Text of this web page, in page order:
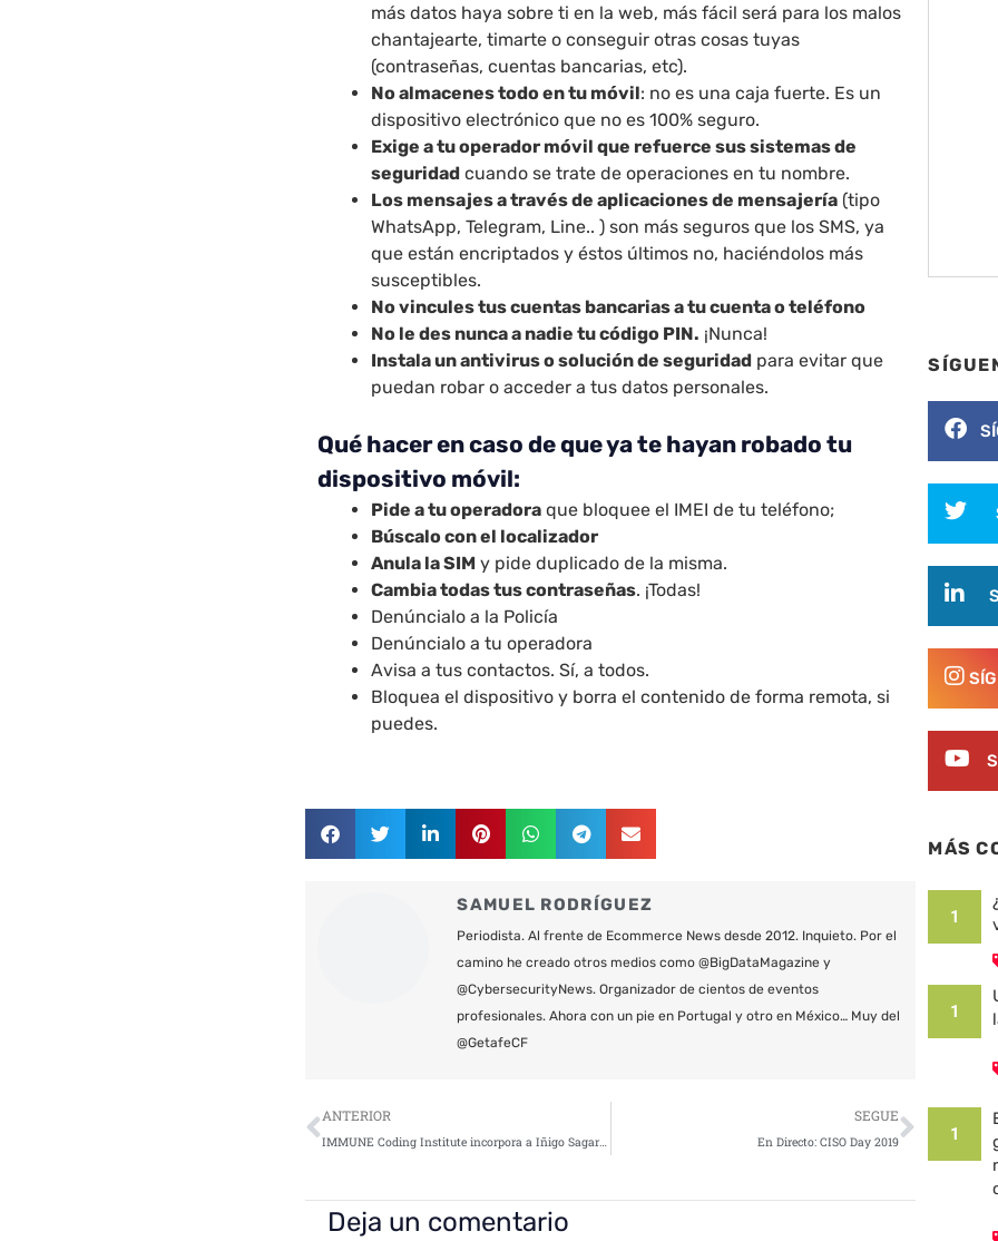
más datos haya sobre ti en la web, más fácil será para los malos
chantajearte, timarte o conseguir otras cosas tuyas
(contraseñas, cuentas bancarias, etc).
No almacenes todo en tu móvil: no es una caja fuerte. Es un
dispositivo electrónico que no es 100% seguro.
Exige a tu operador móvil que refuerce sus sistemas de
seguridad cuando se trate de operaciones en tu nombre.
Los mensajes a través de aplicaciones de mensajería (tipo
WhatsApp, Telegram, Line.. ) son más seguros que los SMS, ya
que están encriptados y éstos últimos no, haciéndolos más
susceptibles.
No vincules tus cuentas bancarias a tu cuenta o teléfono
No le des nunca a nadie tu código PIN. ¡Nunca!
Instala un antivirus o solución de seguridad para evitar que
puedan robar o acceder a tus datos personales.
Qué hacer en caso de que ya te hayan robado tu
dispositivo móvil:
Pide a tu operadora que bloquee el IMEI de tu teléfono;
Búscalo con el localizador
Anula la SIM y pide duplicado de la misma.
Cambia todas tus contraseñas. ¡Todas!
Denúncialo a la Policía
Denúncialo a tu operadora
Avisa a tus contactos. Sí, a todos.
Bloquea el dispositivo y borra el contenido de forma remota, si
puedes.
SAMUEL RODRÍGUEZ
Periodista. Al frente de Ecommerce News desde 2012. Inquieto. Por el
camino he creado otros medios como @BigDataMagazine y
@CybersecurityNews. Organizador de cientos de eventos
profesionales. Ahora con un pie en Portugal y otro en México… Muy del
@GetafeCF
Ant
ANTERIOR
IMMUNE Coding Institute incorpora a Iñigo Sagardoy a su Corporate Advisory Board
SEGUE
En Directo: CISO Day 2019
Deja un comentario
MÁS
1
1
1